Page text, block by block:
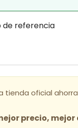
de referencia
tienda oficial
precio,